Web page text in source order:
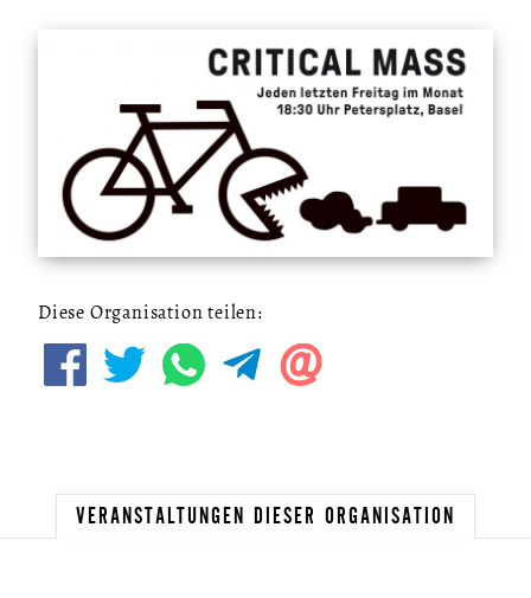
Diese Organisation teilen:
VERANSTALTUNGEN DIESER ORGANISATION